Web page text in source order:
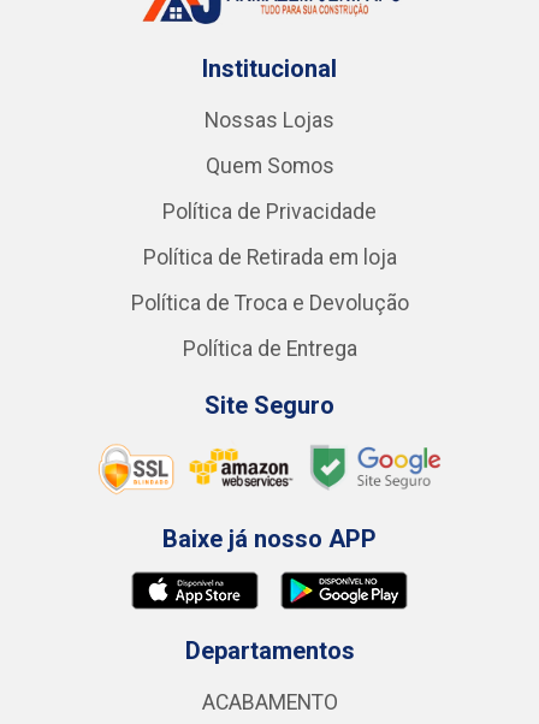
Institucional
Nossas Lojas
Quem Somos
Política de Privacidade
Política de Retirada em loja
Política de Troca e Devolução
Política de Entrega
Site Seguro
Baixe já nosso APP
Departamentos
ACABAMENTO